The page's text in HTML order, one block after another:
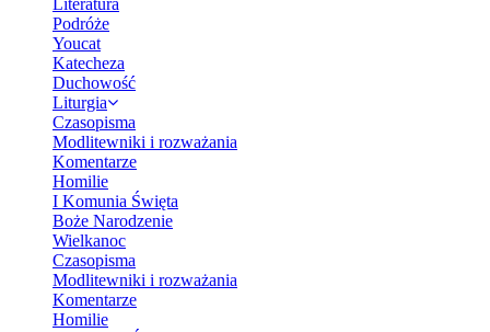
Literatura
Podróże
Youcat
Katecheza
Duchowość
Liturgia
Czasopisma
Modlitewniki i rozważania
Komentarze
Homilie
I Komunia Święta
Boże Narodzenie
Wielkanoc
Czasopisma
Modlitewniki i rozważania
Komentarze
Homilie